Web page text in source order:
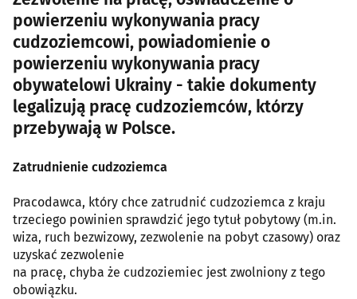
powierzeniu wykonywania pracy
cudzoziemcowi, powiadomienie o
powierzeniu wykonywania pracy
obywatelowi Ukrainy - takie dokumenty
legalizują pracę cudzoziemców, którzy
przebywają w Polsce.
Zatrudnienie cudzoziemca
Pracodawca, który chce zatrudnić cudzoziemca z kraju
trzeciego powinien sprawdzić jego tytuł pobytowy (m.in.
wiza, ruch bezwizowy, zezwolenie na pobyt czasowy) oraz
uzyskać zezwolenie
na pracę, chyba że cudzoziemiec jest zwolniony z tego
obowiązku.